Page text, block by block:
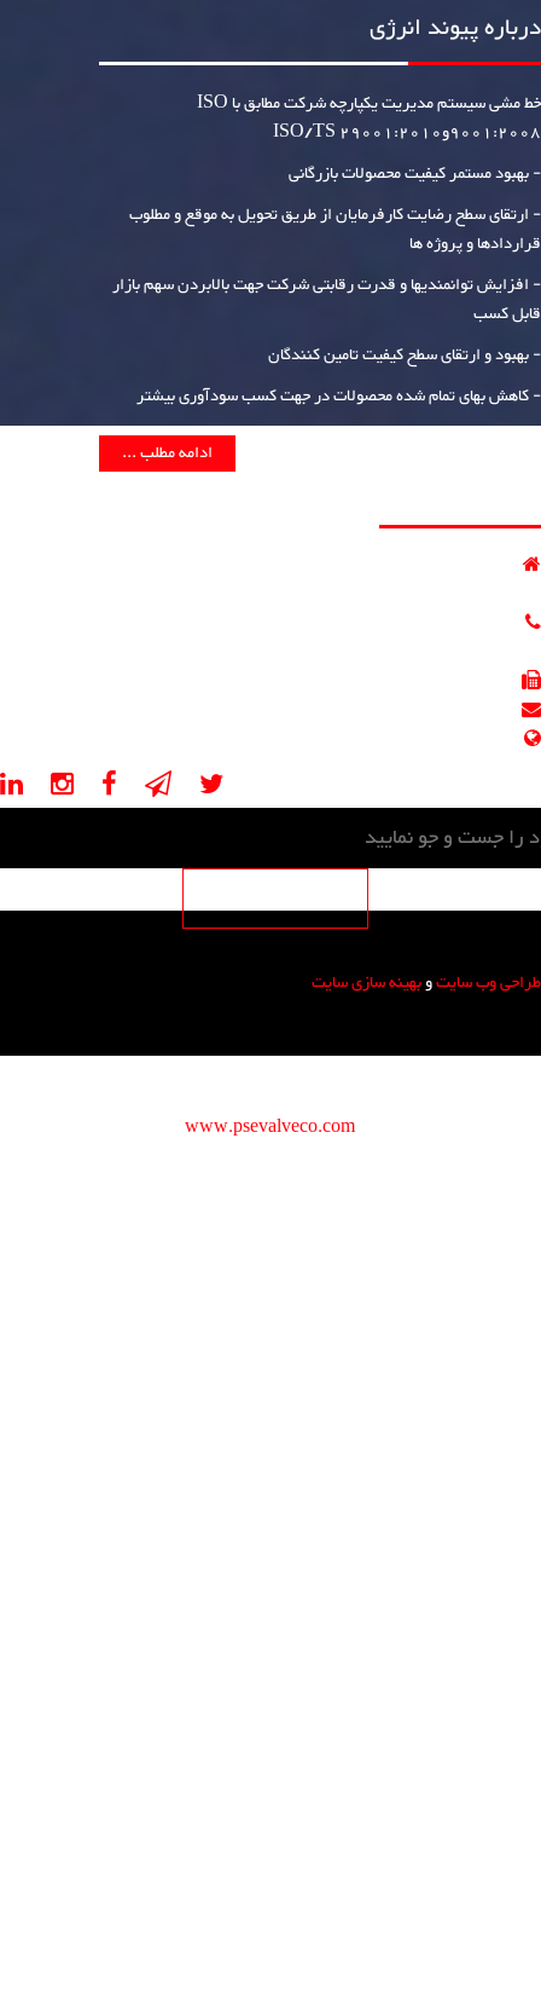
درباره پیوند انرژی
خط مشی سیستم مدیریت یکپارچه شرکت مطابق با ISO
9001:2008وISO/TS 29001:2010
- بهبود مستمر کیفیت محصولات بازرگانی
- ارتقای سطح رضایت کارفرمایان از طریق تحویل به موقع و مطلوب
قراردادها و پروژه ها
- افزایش توانمندیها و قدرت رقابتی شرکت جهت بالابردن سهم بازار
قابل کسب
- بهبود و ارتقای سطح کیفیت تامین کنندگان
- کاهش بهای تمام شده محصولات در جهت کسب سودآوری بیشتر
ادامه مطلب ...
طراحی وب سایتوبهینه سازی سایت
copyright © 2016www.psevalveco.com